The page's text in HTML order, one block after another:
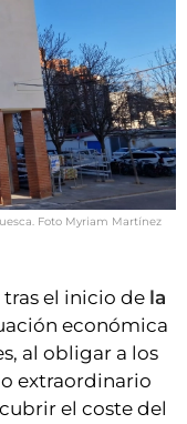
Foto Myriam Martínez
el inicio de la
económica
al obligar a los
extraordinario
el coste del